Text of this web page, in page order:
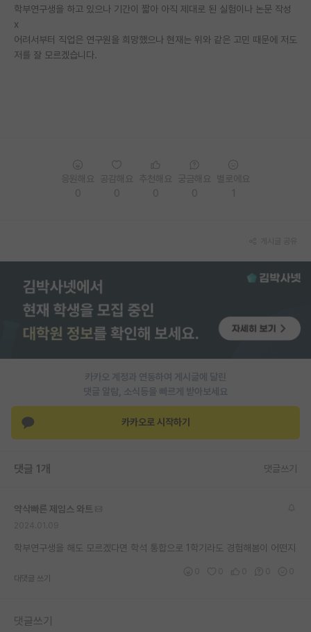
학술 정보 게시판
학부연구생을 하고 있으나 기간이 짧아 아직 제대로 된 실험이나 논문 작성
x
어려서부터 직업은 연구원을 희망했으나 현재는 위와 같은 고민 때문에 저도
저를 잘 모르겠습니다.
카카오 계정과 연동하여 게시글에 달린
댓글 알람, 소식등을 빠르게 받아보세요
카카오로 시작하기
댓글 1개 댓글쓰기
약삭빠른 제임스 와트
학부연구생을 해도 모르겠다면 학석 통합으로 1학기라도 경험해봄이 어떤지
대댓글 쓰기
댓글쓰기